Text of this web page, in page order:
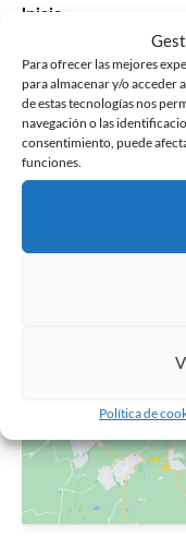
Para ofrecer las mejores
para almacenar y/o acceder
de estas tecnologías nos
navegación o las
consentimiento, puede
funciones.
Política de
Inicio:
Finaliza:
18 enero-00:00
Categoría de Evento:
Exposiciones
Haz clic para